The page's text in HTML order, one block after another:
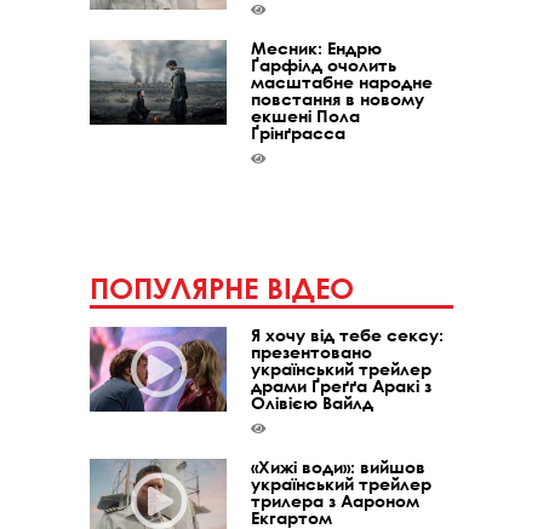
Месник: Ендрю
Ґарфілд очолить
масштабне народне
повстання в новому
екшені Пола
Ґрінґрасса
ПОПУЛЯРНЕ ВІДЕО
Я хочу від тебе сексу:
презентовано
український трейлер
драми Ґреґґа Аракі з
Олівією Вайлд
«Хижі води»: вийшов
український трейлер
трилера з Аароном
Екгартом